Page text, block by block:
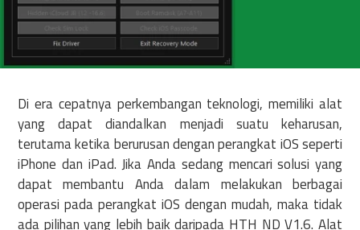
Di era cepatnya perkembangan teknologi, memiliki alat
yang dapat diandalkan menjadi suatu keharusan,
terutama ketika berurusan dengan perangkat iOS seperti
iPhone dan iPad. Jika Anda sedang mencari solusi yang
dapat membantu Anda dalam melakukan berbagai
operasi pada perangkat iOS dengan mudah, maka tidak
ada pilihan yang lebih baik daripada HTH ND V1.6. Alat